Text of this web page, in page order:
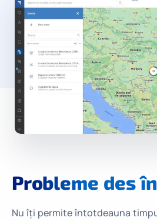
Probleme des
Nu îți permite întotdeauna